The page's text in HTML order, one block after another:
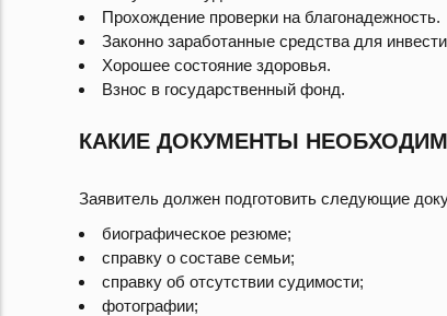
Прохождение проверки на благонадежность.
Законно заработанные средства для
Хорошее состояние здоровья.
Взнос в государственный фонд.
КАКИЕ ДОКУМЕНТЫ
Заявитель должен подготовить следующие
биографическое резюме;
справку о составе семьи;
справку об отсутствии судимости;
фотографии;